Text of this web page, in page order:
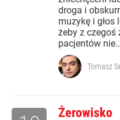
droga i
muzykę i głos
żeby z czegoś
pacjentów
Tomasz
Żerowisko